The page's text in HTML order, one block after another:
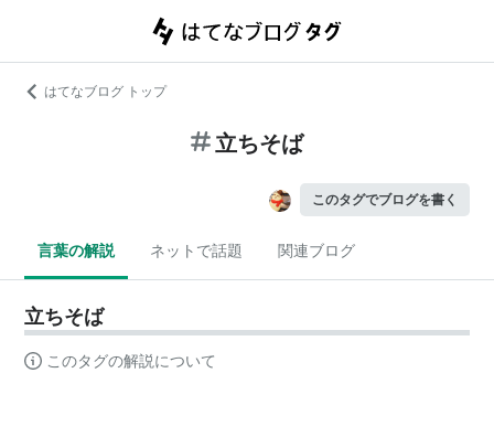
はてなブログ トップ
立ちそば
このタグでブログを書く
言葉の解説 ネットで話題 関連ブログ
立ちそば
このタグの解説について